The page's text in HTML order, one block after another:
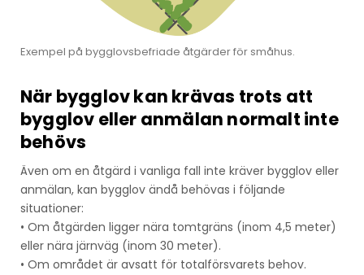
Exempel på bygglovsbefriade åtgärder för småhus.
När bygglov kan krävas trots att
bygglov eller anmälan normalt inte
behövs
Även om en åtgärd i vanliga fall inte kräver bygglov eller
anmälan, kan bygglov ändå behövas i följande
situationer:
• Om åtgärden ligger nära tomtgräns (inom 4,5 meter)
eller nära järnväg (inom 30 meter).
• Om området är avsatt för totalförsvarets behov.